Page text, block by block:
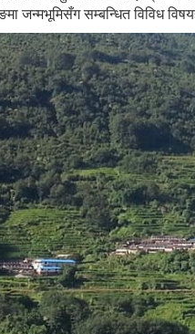
जन्मभूमिसँग सम्बन्धित विविध